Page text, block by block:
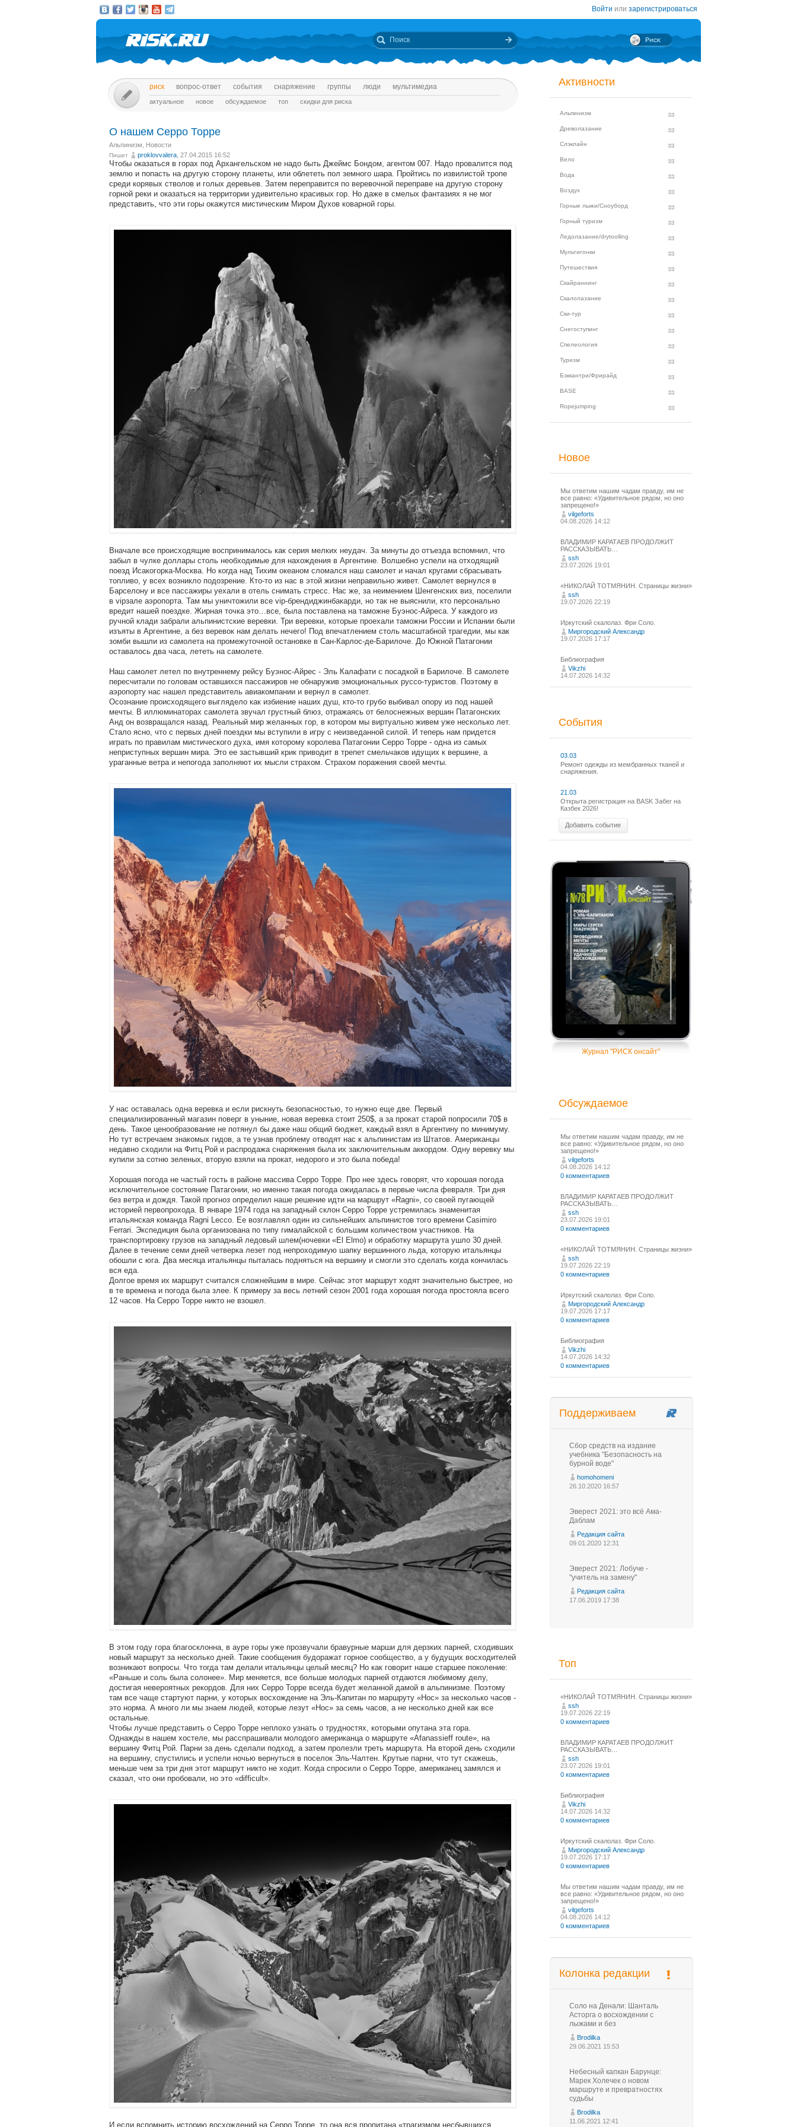
Войти или зарегистрироваться
риск вопрос-ответ события снаряжение группы люди мультимедиа
актуальное новое обсуждаемое топ скидки для риска
О нашем Серро Торре
Альпинизм Новости
Пишет proklovvalera , 27.04.2015 16:52
Чтобы оказаться в горах под Архангельском не надо быть Джеймс Бондом, агентом 007. Надо провалится под
землю и попасть на другую сторону планеты, или облететь пол земного шара. Пройтись по извилистой тропе
среди корявых стволов и голых деревьев. Затем переправится по веревочной переправе на другую сторону
горной реки и оказаться на территории удивительно красивых гор. Но даже в смелых фантазиях я не мог
представить, что эти горы окажутся мистическим Миром Духов коварной горы.
Вначале все происходящие воспринималось как серия мелких неудач. За минуты до отъезда вспомнил, что
забыл в чулке доллары столь необходимые для нахождения в Аргентине. Волшебно успели на отходящий
поезд Исакогорка-Москва. Но когда над Тихим океаном сломался наш самолет и начал кругами сбрасывать
топливо, у всех возникло подозрение. Кто-то из нас в этой жизни неправильно живет. Самолет вернулся в
Барселону и все пассажиры уехали в отель снимать стресс. Нас же, за неимением Шенгенских виз, поселили
в vipзале аэропорта. Там мы уничтожили все vip-брендиджинбакарди, но так не выяснили, кто персонально
вредит нашей поездке. Жирная точка это…все, была поставлена на таможне Буэнос-Айреса. У каждого из
ручной клади забрали альпинистские веревки. Три веревки, которые проехали таможни России и Испании были
изъяты в Аргентине, а без веревок нам делать нечего! Под впечатлением столь масштабной трагедии, мы как
зомби вышли из самолета на промежуточной остановке в Сан-Карлос-де-Барилоче. До Южной Патагонии
оставалось два часа, лететь на самолете.
Наш самолет летел по внутреннему рейсу Буэнос-Айрес - Эль Калафати с посадкой в Барилоче. В самолете
пересчитали по головам оставшихся пассажиров не обнаружив эмоциональных руссо-туристов. Поэтому в
аэропорту нас нашел представитель авиакомпании и вернул в самолет.
Осознание происходящего выглядело как избиение наших душ, кто-то грубо выбивал опору из под нашей
мечты. В иллюминаторах самолета звучал грустный блюз, отражаясь от белоснежных вершин Патагонских
Анд он возвращался назад. Реальный мир желанных гор, в котором мы виртуально живем уже несколько лет.
Стало ясно, что с первых дней поездки мы вступили в игру с неизведанной силой. И теперь нам придется
играть по правилам мистического духа, имя которому королева Патагонии Серро Торре - одна из самых
неприступных вершин мира. Это ее застывший крик приводит в трепет смельчаков идущих к вершине, а
ураганные ветра и непогода заполняют их мысли страхом. Страхом поражения своей мечты.
У нас оставалась одна веревка и если рискнуть безопасностью, то нужно еще две. Первый
специализированный магазин поверг в уныние, новая веревка стоит 250$, а за прокат старой попросили 70$ в
день. Такое ценообразование не потянул бы даже наш общий бюджет, каждый взял в Аргентину по минимуму.
Но тут встречаем знакомых гидов, а те узнав проблему отводят нас к альпинистам из Штатов. Американцы
недавно сходили на Фитц Рой и распродажа снаряжения была их заключительным аккордом. Одну веревку мы
купили за сотню зеленых, вторую взяли на прокат, недорого и это была победа!
Хорошая погода не частый гость в районе массива Серро Торре. Про нее здесь говорят, что хорошая погода
исключительное состояние Патагонии, но именно такая погода ожидалась в первые числа февраля. Три дня
без ветра и дождя. Такой прогноз определил наше решение идти на маршрут «Ragni», со своей пугающей
историей первопрохода. В январе 1974 года на западный склон Серро Торре устремилась знаменитая
итальянская команда Ragni Lecco. Ее возглавлял один из сильнейших альпинистов того времени Casimiro
Ferrari. Экспедиция была организована по типу гималайской с большим количеством участников. На
транспортировку грузов на западный ледовый шлем(ночевки «El Elmo) и обработку маршрута ушло 30 дней.
Далее в течение семи дней четверка лезет под непроходимую шапку вершинного льда, которую итальянцы
обошли с юга. Два месяца итальянцы пыталась подняться на вершину и смогли это сделать когда кончилась
вся еда.
Долгое время их маршрут считался сложнейшим в мире. Сейчас этот маршрут ходят значительно быстрее, но
в те времена и погода была злее. К примеру за весь летний сезон 2001 года хорошая погода простояла всего
12 часов. На Серро Торре никто не взошел.
В этом году гора благосклонна, в ауре горы уже прозвучали бравурные марши для дерзких парней, сходивших
новый маршрут за несколько дней. Такие сообщения будоражат горное сообщество, а у будущих восходителей
возникают вопросы. Что тогда там делали итальянцы целый месяц? Но как говорит наше старшее поколение:
«Раньше и соль была солонее». Мир меняется, все больше молодых парней отдаются любимому делу,
достигая невероятных рекордов. Для них Серро Торре всегда будет желанной дамой в альпинизме. Поэтому
там все чаще стартуют парни, у которых восхождение на Эль-Капитан по маршруту «Нос» за несколько часов -
это норма. А много ли мы знаем людей, которые лезут «Нос» за семь часов, а не несколько дней как все
остальные.
Чтобы лучше представить о Серро Торре неплохо узнать о трудностях, которыми опутана эта гора.
Однажды в нашем хостеле, мы расспрашивали молодого американца о маршруте «Afanassieff route», на
вершину Фитц Рой. Парни за день сделали подход, а затем пролезли треть маршрута. На второй день сходили
на вершину, спустились и успели ночью вернуться в поселок Эль-Чалтен. Крутые парни, что тут скажешь,
меньше чем за три дня этот маршрут никто не ходит. Когда спросили о Серро Торре, американец замялся и
сказал, что они пробовали, но это «difficult».
И если вспомнить историю восхождений на Серро Торре, то она вся пропитана «трагизмом несбывшихся
Активности
Альпинизм
Древолазание
Слэклайн
Вело
Вода
Воздух
Горные лыжи/Сноуборд
Горный туризм
Ледолазание/drytoolling
Мультигонки
Путешествия
Скайраннинг
Скалолазание
Ски-тур
Снегоступинг
Спелеология
Туризм
Бэккантри/Фрирайд
BASE
Ropejumping
Новое
Мы ответим нашим чадам правду, им не
все равно: «Удивительное рядом, но оно
запрещено!»
vilgeforts
04.08.2026 14:12
ВЛАДИМИР КАРАТАЕВ ПРОДОЛЖИТ
РАССКАЗЫВАТЬ…
ssh
23.07.2026 19:01
«НИКОЛАЙ ТОТМЯНИН. Страницы жизни»
ssh
19.07.2026 22:19
Иркутский скалолаз. Фри Соло.
Миргородский Александр
19.07.2026 17:17
Библиография
Vikzhi
14.07.2026 14:32
События
03.03
Ремонт одежды из мембранных тканей и
снаряжения.
21.03
Открыта регистрация на BASK Забег на
Казбек 2026!
Добавить событие
Журнал "РИСК онсайт"
Обсуждаемое
Мы ответим нашим чадам правду, им не
все равно: «Удивительное рядом, но оно
запрещено!»
vilgeforts
04.08.2026 14:12
0 комментариев
ВЛАДИМИР КАРАТАЕВ ПРОДОЛЖИТ
РАССКАЗЫВАТЬ…
ssh
23.07.2026 19:01
0 комментариев
«НИКОЛАЙ ТОТМЯНИН. Страницы жизни»
ssh
19.07.2026 22:19
0 комментариев
Иркутский скалолаз. Фри Соло.
Миргородский Александр
19.07.2026 17:17
0 комментариев
Библиография
Vikzhi
14.07.2026 14:32
0 комментариев
Поддерживаем
Сбор средств на издание
учебника "Безопасность на
бурной воде"
homohomeni
26.10.2020 16:57
Эверест 2021: это всё Ама-
Даблам
Редакция сайта
09.01.2020 12:31
Эверест 2021: Лобуче -
"учитель на замену"
Редакция сайта
17.06.2019 17:38
Топ
«НИКОЛАЙ ТОТМЯНИН. Страницы жизни»
ssh
19.07.2026 22:19
0 комментариев
ВЛАДИМИР КАРАТАЕВ ПРОДОЛЖИТ
РАССКАЗЫВАТЬ…
ssh
23.07.2026 19:01
0 комментариев
Библиография
Vikzhi
14.07.2026 14:32
0 комментариев
Иркутский скалолаз. Фри Соло.
Миргородский Александр
19.07.2026 17:17
0 комментариев
Мы ответим нашим чадам правду, им не
все равно: «Удивительное рядом, но оно
запрещено!»
vilgeforts
04.08.2026 14:12
0 комментариев
Колонка редакции
Соло на Денали: Шанталь
Асторга о восхождении с
лыжами и без
Brodilka
29.06.2021 15:53
Небесный капкан Барунце:
Марек Холечек о новом
маршруте и превратностях
судьбы
Brodilka
11.06.2021 12:41